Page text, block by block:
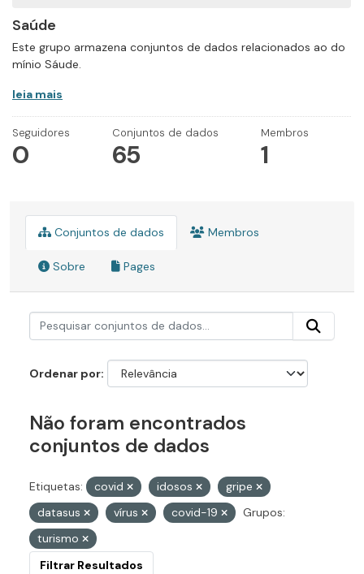
Saúde
Este grupo armazena conjuntos de dados relacionados ao do
mínio Sáude.
leia mais
Seguidores
0
Conjuntos de dados
65
Membros
1
Conjuntos de dados Membros
Sobre Pages
Ordenar por
Não foram encontrados
conjuntos de dados
Etiquetas: covid idosos
gripe
datasus
vírus covid-19
Grupos:
turismo
Filtrar Resultados